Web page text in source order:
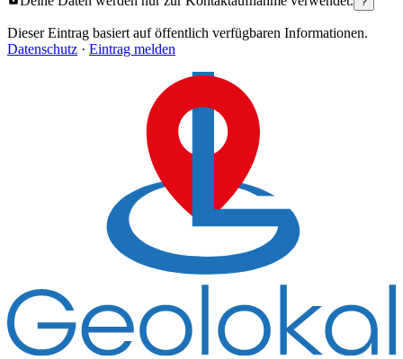
Dieser Eintrag basiert auf öffentlich verfügbaren Informationen.
Datenschutz · Eintrag melden